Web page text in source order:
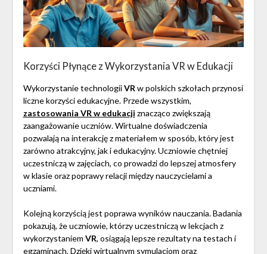
Korzyści Płynące z Wykorzystania VR w Edukacji
Wykorzystanie technologiiVR w polskich szkołach przynosi
liczne korzyści edukacyjne. Przede wszystkim,
zastosowania VR w edukacji znacząco zwiększają
zaangażowanie uczniów. Wirtualne doświadczenia
pozwalają na interakcję z materiałem w sposób, który jest
zarówno atrakcyjny, jak i edukacyjny. Uczniowie chętniej
uczestniczą w zajęciach, co prowadzi do lepszej atmosfery
w klasie oraz poprawy relacji między nauczycielami a
uczniami.
Kolejną korzyścią jest poprawa wyników nauczania. Badania
pokazują, że uczniowie, którzy uczestniczą w lekcjach z
wykorzystaniem VR, osiągają lepsze rezultaty na testach i
egzaminach. Dzięki wirtualnym symulacjom oraz